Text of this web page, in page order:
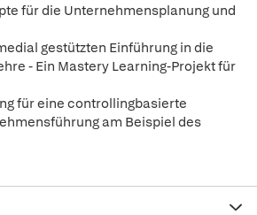
für die Unternehmensplanung und
gestützten Einführung in die
- Ein Mastery Learning-Projekt für
für eine controllingbasierte
am Beispiel des